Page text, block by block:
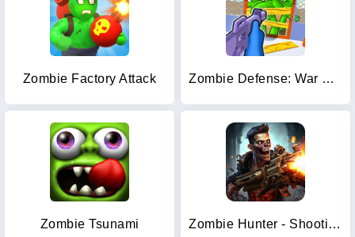
Zombie Factory Attack Zombie Defense: War Z Survival
Zombie Tsunami Zombie Hunter - Shooting Game